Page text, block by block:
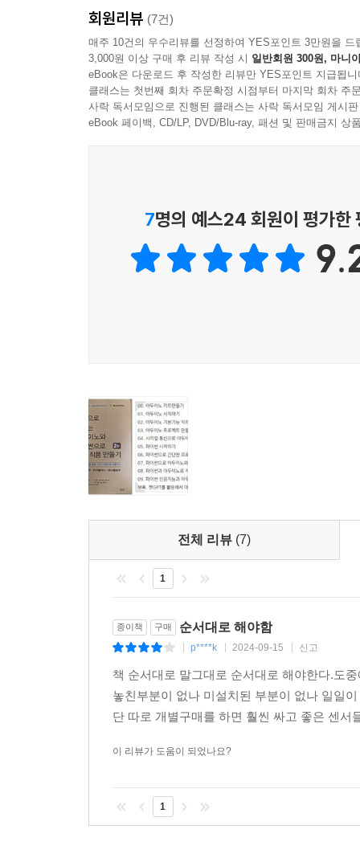
GUI 프로그램 만들기
GUI 프로그램의 글자크기 키우기
랜덤숫자 GUI에 표시하기
아두이노의 비접촉 온도센서 값 GUI에 표시하기
GUI에 슬라이드바를 조절하여 아두이노의 서보모
CHAPTER 09 파이썬 인공지능과 아두이노로 작
음성 녹음하고 재생하기
음성을 텍스트로 변환하기
음성을 텍스트로 변환 후 특정 키워드 비교하기
음성으로 LED 제어하기
OpenCV에서 카메라 영상 보여주기
눈을 계속 감고 있으면 OpenCV에서 아두이노로
09_ 3 인공지능 마스크검출 시스템 만들기
티처블머신에서 모델생성하기
label 파일에서 예측값 매칭하기
마스크 미착용 시 아두이노의 알람 울리기
기린이 보이면 아두이노의 서보모터 제어하여 문
회원리뷰 (7건)
매주 10건의 우수리뷰를 선정하여 YES포인트 3만원을 드
3,000원 이상 구매 후 리뷰 작성 시 일반회원 300원, 마니
eBook은 다운로드 후 작성한 리뷰만 YES포인트 지급됩니
클래스는 첫번째 회차 주문확정 시점부터 마지막 회차 주
사락 독서모임으로 진행된 클래스는 사락 독서모임 게시
eBook 페이백, CD/LP, DVD/Blu-ray, 패션 및 판매금지 상
7명의 예스24 회원이 평가한
전체 리뷰 (7)
1
종이책 구매 순서대로 해야함
p****k 2024-09-15 신고
책 순서대로 말그대로 순서대로 해야한다.도
놓친부분이 없나 미설치된 부분이 없나 일일
단 따로 개별구매를 하면 훨씬 싸고 좋은 센
이 리뷰가 도움이 되었나요?
1